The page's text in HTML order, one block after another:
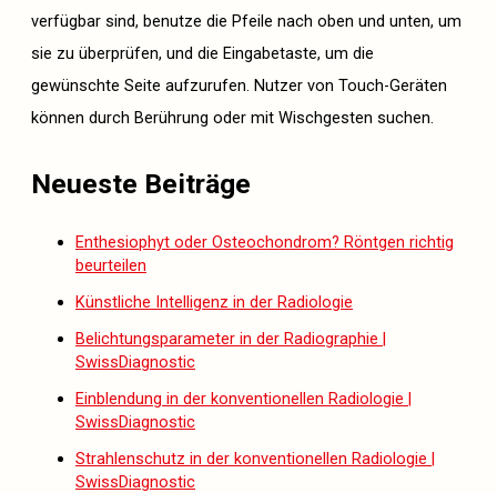
verfügbar sind, benutze die Pfeile nach oben und unten, um
sie zu überprüfen, und die Eingabetaste, um die
gewünschte Seite aufzurufen. Nutzer von Touch-Geräten
können durch Berührung oder mit Wischgesten suchen.
Neueste Beiträge
Enthesiophyt oder Osteochondrom? Röntgen richtig
beurteilen
Künstliche Intelligenz in der Radiologie
Belichtungsparameter in der Radiographie |
SwissDiagnostic
Einblendung in der konventionellen Radiologie |
SwissDiagnostic
Strahlenschutz in der konventionellen Radiologie |
SwissDiagnostic